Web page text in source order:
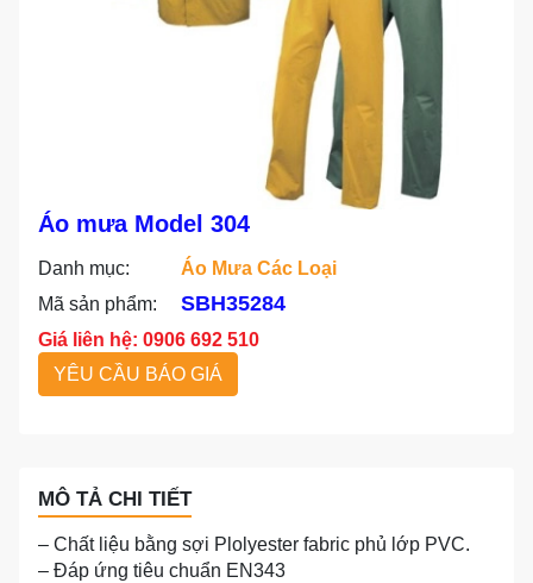
Áo mưa Model 304
Danh mục:
Áo Mưa Các Loại
Mã sản phẩm:
SBH35284
Giá liên hệ: 0906 692 510
YÊU CẦU BÁO GIÁ
MÔ TẢ CHI TIẾT
– Chất liệu bằng sợi Plolyester fabric phủ lớp PVC.
– Đáp ứng tiêu chuẩn EN343